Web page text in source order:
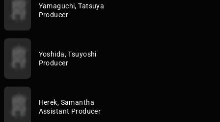
Yamaguchi, Tatsuya
Producer
Yoshida, Tsuyoshi
Producer
Herek, Samantha
Assistant Producer